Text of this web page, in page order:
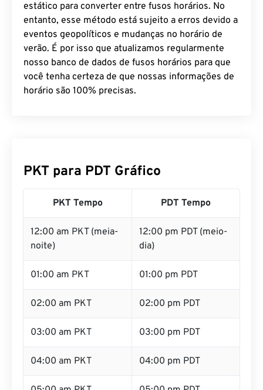
estático para converter entre fusos horários. No
entanto, esse método está sujeito a erros devido a
eventos geopolíticos e mudanças no horário de
verão. É por isso que atualizamos regularmente
nosso banco de dados de fusos horários para que
você tenha certeza de que nossas informações de
horário são 100% precisas.
PKT para PDT Gráfico
PKT Tempo PDT Tempo
12:00 am PKT (meia-
noite)
12:00 pm PDT (meio-
dia)
01:00 am PKT 01:00 pm PDT
02:00 am PKT 02:00 pm PDT
03:00 am PKT 03:00 pm PDT
04:00 am PKT 04:00 pm PDT